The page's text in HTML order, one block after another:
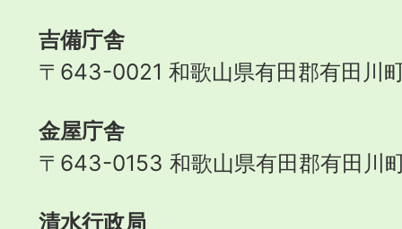
吉備庁舎
〒643-0021 和歌山県有田郡有田川
金屋庁舎
〒643-0153 和歌山県有田郡有田川
清水行政局